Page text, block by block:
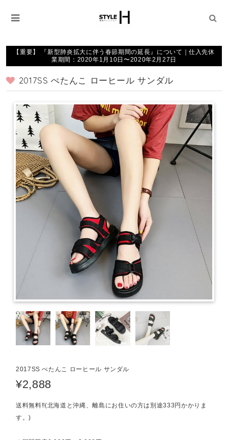
【重要】 『新型肺炎拡大に伴う春節期間の延長』について｜仕入先休
業期間：2020年1月10日〜2020年2月27日
2017SS ぺたんこ ローヒール サンダル
2017SS ぺたんこ ローヒール サンダル
¥2,888
送料無料‼︎(北海道と沖縄、離島にお住いの方は別途333円かかりま
す。)